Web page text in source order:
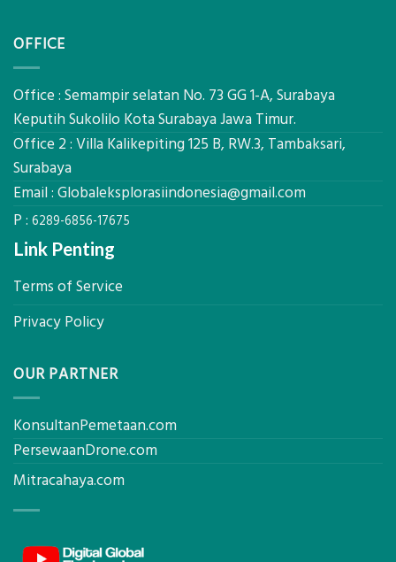
Ekplorasi.Menggunakan
Ukur
Presisi
Akurat
OFFICE
Office : Semampir selatan No. 73 GG 1-A, Surabaya
Keputih Sukolilo Kota Surabaya Jawa Timur.
Office 2 : Villa Kalikepiting 125 B, RW.3, Tambaksari,
Surabaya
Email : Globaleksplorasiindonesia@gmail.com
P : 6289-6856-17675
Link Penting
Terms of Service
Privacy Policy
OUR PARTNER
KonsultanPemetaan.com
PersewaanDrone.com
Mitracahaya.com